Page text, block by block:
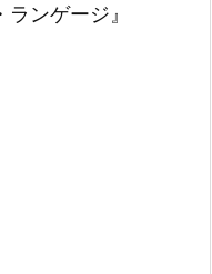
ンゲージ』